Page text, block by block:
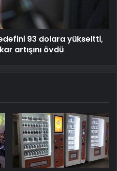
93 dolara yükseltti,
artışını övdü